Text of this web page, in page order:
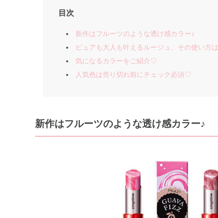
目次
新作はフルーツのような透け感カラー♪
ピュアも大人も叶えるルージュ、その使い方
気になるカラーをご紹介♡
人気色は売り切れ前にチェック必須♡
新作はフルーツのような透け感カラー♪